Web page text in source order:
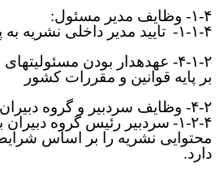
مدیر مسئول:
۱-۴-
تایید مدیر داخلی نشریه به
۴-۱-۲- عهده­دار بودن
پایه قوانین و مقررات کشور
وظایف
سردبیر و گروه دبیران:
۲-۴- سردبیر رئیس گروه دبیران
نشریه را بر اساس
.